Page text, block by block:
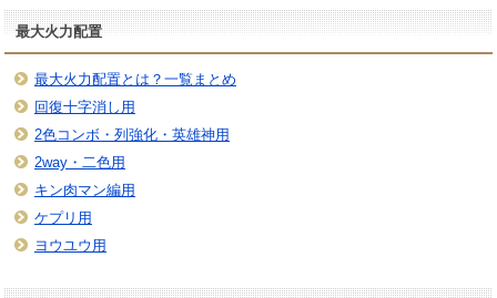
最大火力配置
最大火力配置とは？一覧まとめ
回復十字消し用
2色コンボ・列強化・英雄神用
2way・二色用
キン肉マン編用
ケプリ用
ヨウユウ用